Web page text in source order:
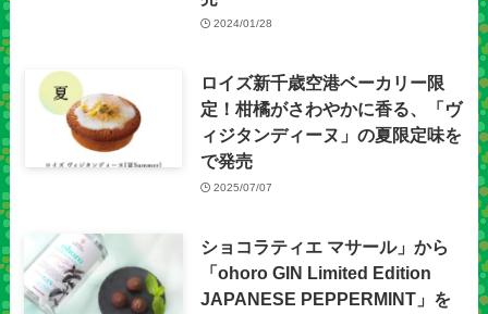
2024/01/28
ロイズ新千歳空港ベーカリー限
定！柑橘がさわやかに香る、「ヴ
ィジタンディーヌ」の夏限定味を
で発売
2025/07/07
ショコラティエ マサール」から
「ohoro GIN Limited Edition
JAPANESE PEPPERMINT」を